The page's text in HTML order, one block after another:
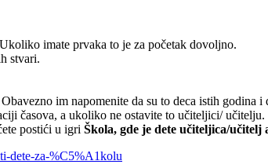
imate prvaka to je za početak dovoljno.
stvari.
im napomenite da su to deca istih
časova, a ukoliko ne ostavite to učiteljici/ učitelju.
postići u igri Škola, gde je dete učiteljica/učitelj
dete-za-%C5%A1kolu